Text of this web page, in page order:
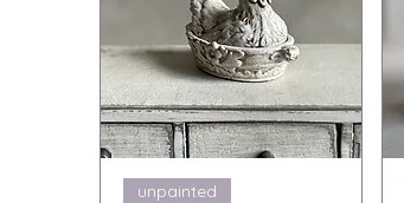
Snabbvisning
unpainted